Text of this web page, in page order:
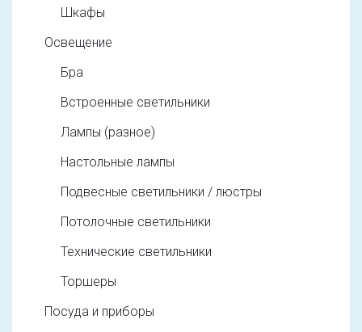
Шкафы
Освещение
Бра
Встроенные светильники
Лампы (разное)
Настольные лампы
Подвесные светильники / люстры
Потолочные светильники
Технические светильники
Торшеры
Посуда и приборы